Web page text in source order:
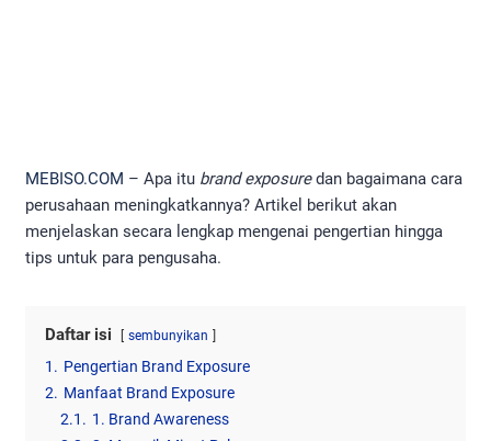
MEBISO.COM – Apa itu brand exposuredan bagaimana cara
perusahaan meningkatkannya? Artikel berikut akan
menjelaskan secara lengkap mengenai pengertian hingga
tips untuk para pengusaha.
Daftar isi sembunyikan
1. Pengertian Brand Exposure
2. Manfaat Brand Exposure
2.1. 1. Brand Awareness